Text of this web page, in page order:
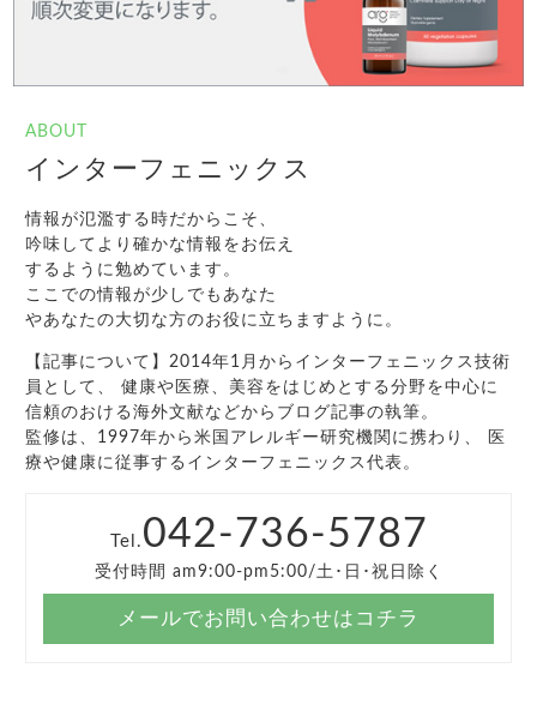
ABOUT
インターフェニックス
情報が氾濫する時だからこそ、
吟味してより確かな情報をお伝え
するように勉めています。
ここでの情報が少しでもあなた
やあなたの大切な方のお役に立ちますように。
【記事について】2014年1月からインターフェニックス技術
員として、 健康や医療、美容をはじめとする分野を中心に
信頼のおける海外文献などからブログ記事の執筆。
監修は、1997年から米国アレルギー研究機関に携わり、 医
療や健康に従事するインターフェニックス代表。
Tel. 042-736-5787
受付時間 am9:00-pm5:00/土･日･祝日除く
メールでお問い合わせはコチラ